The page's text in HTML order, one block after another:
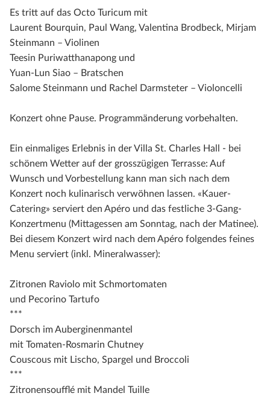
Es tritt auf das Octo Turicum mit
​​​​Laurent Bourquin, Paul Wang, Valentina Brodbeck, Mirjam
Steinmann – Violinen
Teesin Puriwatthanapong und
Yuan-Lun Siao – Bratschen
Salome Steinmann und Rachel Darmsteter – Violoncelli
Konzert ohne Pause. Programmänderung vorbehalten.
Ein einmaliges Erlebnis in der Villa St. Charles Hall - bei
schönem Wetter auf der grosszügigen Terrasse: Auf
Wunsch und Vorbestellung kann man sich nach dem
Konzert noch kulinarisch verwöhnen lassen. «Kauer-
Catering» serviert den Apéro und das festliche 3-Gang-
Konzertmenu (Mittagessen am Sonntag, nach der Matinee).
Bei diesem Konzert wird nach dem Apéro folgendes feines
Menu serviert (inkl. Mineralwasser):
Zitronen Raviolo mit Schmortomaten
und Pecorino Tartufo
***
Dorsch im Auberginenmantel
mit Tomaten-Rosmarin Chutney
Couscous mit Lischo, Spargel und Broccoli
***
Zitronensoufflé mit Mandel Tuille